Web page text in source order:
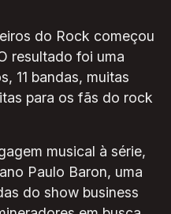
do Rock começou
resultado foi uma
11 bandas, muitas
para os fãs do rock
musical à série,
Paulo Baron, uma
do show business